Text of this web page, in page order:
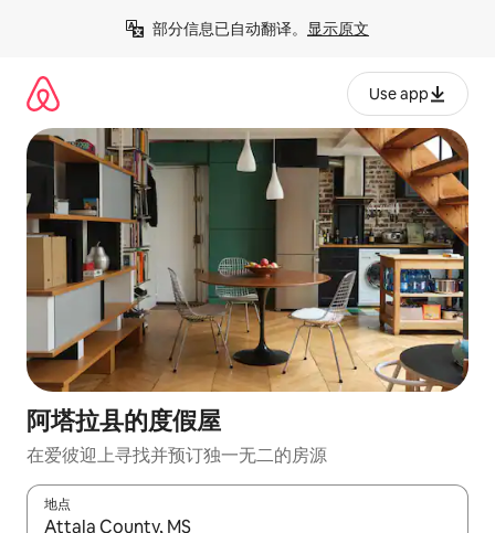
部分信息已自动翻译。 显示原文
Use app
阿塔拉县的度假屋
在爱彼迎上寻找并预订独一无二的房源
地点
如有搜索结果，请使用上下方向键查看，或通过点击或滑动手势